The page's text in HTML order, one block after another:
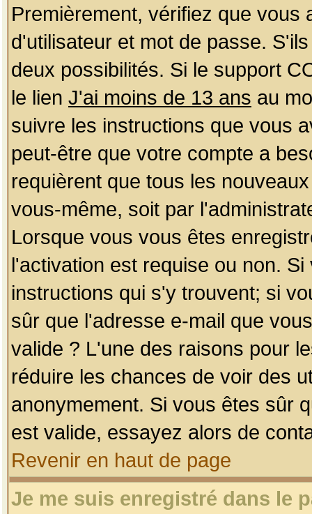
Premièrement, vérifiez que
d'utilisateur et mot de passe.
deux possibilités. Si le support
le lien J'ai moins de 13 ans au
suivre les instructions que vous
peut-être que votre compte a
requièrent que tous les
vous-même, soit par
Lorsque vous vous êtes
l'activation est requise ou non.
instructions qui s'y trouvent; si
sûr que l'adresse e-mail que
valide ? L'une des raisons pour
réduire les chances de voir des
anonymement. Si vous êtes sûr
est valide, essayez alors de
Revenir en haut de page
Je me suis enregistré dans le